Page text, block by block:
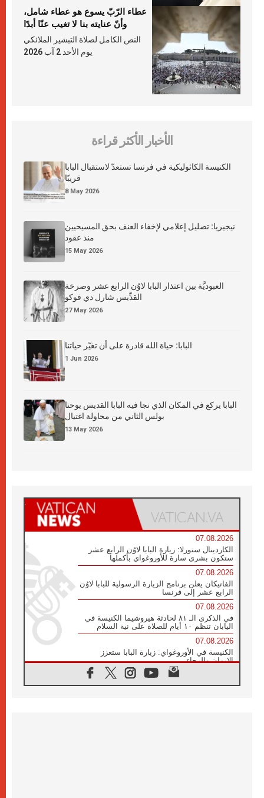
عطاء الرّبّ يسوع هو عطاء شامل،
وأنّ عنايته بنا لا تغيب عنّا أبدًا
النص الكامل لصلاة التبشير الملائكي
يوم الأحد 2 آب 2026
الأخبار الأكثر قراءة
الكنيسة الكاثوليكية في فرنسا تستعدّ لاستقبال البابا
قريبًا
8 May 2026
نيجيريا: تضليل إعلامي لإخفاء العنف بحق المسيحيين
منذ عقود
15 May 2026
العبوديَّة بين اعتذار البابا لاوُن الرابع عشر وصرخة
القدِّيس شارل دي فوكو
27 May 2026
البابا: حياة الله قادرة على أن تغيّر حياتنا
1 Jun 2026
البابا يركع في المكان الذي نجا فيه البابا القديس يوحنا
بولس الثاني من محاولة اغتيال
13 May 2026
07.08.2026
الكاردينال ستورلا: زيارة البابا لاوُن الرابع عشر
ستكون بشرى سارة للأوروغواي بأكملها
07.08.2026
الفاتيكان يعلن برنامج الزيارة الرسولية للبابا لاوُن
الرابع عشر إلى فرنسا
07.08.2026
في الذكرى الـ ٨١ لحادثة هيروشيما الكنيسة في
اليابان تنظم ١٠ أيام للصلاة على نية السلام
07.08.2026
الكنيسة في الأوروغواي: زيارة البابا ستعزز
الإيمان والرجاء
الاجتماع الشهري للمطارنة الموارنة